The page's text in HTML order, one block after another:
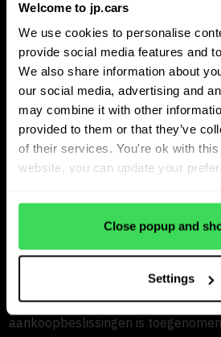
Welcome to jp.cars
We use cookies to personalise
provide social media features and
We also share information about
our social media, advertising and
may combine it with other
provided to them or that they’ve
of their services. You're ok with
website, you can update your
Close popup and
Settings
handelsbehoeften. Samen hebben
afgestemd op het handelsmodel,
doelmarkten van Premium Bil.
gebruikers hielp bij het verfijnen
het platform daadwerkelijke
ondersteunt in plaats van
Proactief
van reactief
De besluitvorming is sneller,
zijn eenvoudiger te beoordelen en
aankoopbeslissingen is